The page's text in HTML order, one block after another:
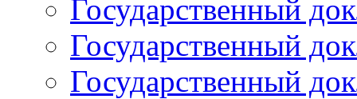
Государственный
Государственный
Государственный